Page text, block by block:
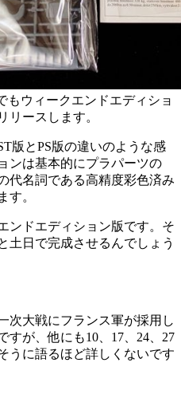
もウィークエンドエディショ
リースします。
版とPS版の違いのような感
ンは基本的にプラパーツの
代名詞である高精度彩色済み
す。
ンドエディション版です。そ
土日で完成させるんでしょう
次大戦にフランス軍が採用し
すが、他にも10、17、24、27
うに語るほど詳しくないです